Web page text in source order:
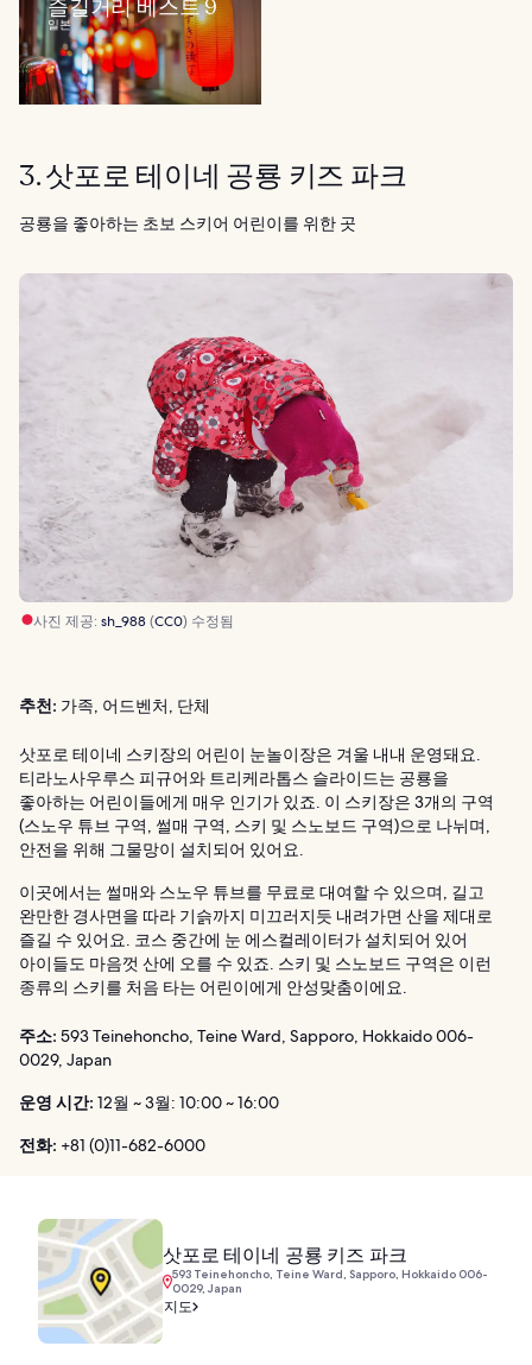
즐길거리 베스트 9
일본
3. 삿포로 테이네 공룡 키즈 파크
공룡을 좋아하는 초보 스키어 어린이를 위한 곳
사진 제공: sh_988(CC0) 수정됨
추천: 가족, 어드벤처, 단체
삿포로 테이네 스키장의 어린이 눈놀이장은 겨울 내내 운영돼요.
티라노사우루스 피규어와 트리케라톱스 슬라이드는 공룡을
좋아하는 어린이들에게 매우 인기가 있죠. 이 스키장은 3개의 구역
(스노우 튜브 구역, 썰매 구역, 스키 및 스노보드 구역)으로 나뉘며,
안전을 위해 그물망이 설치되어 있어요.
이곳에서는 썰매와 스노우 튜브를 무료로 대여할 수 있으며, 길고
완만한 경사면을 따라 기슭까지 미끄러지듯 내려가면 산을 제대로
즐길 수 있어요. 코스 중간에 눈 에스컬레이터가 설치되어 있어
아이들도 마음껏 산에 오를 수 있죠. 스키 및 스노보드 구역은 이런
종류의 스키를 처음 타는 어린이에게 안성맞춤이에요.
주소: 593 Teinehoncho, Teine Ward, Sapporo, Hokkaido 006-
0029, Japan
운영 시간: 12월 ~ 3월: 10:00 ~ 16:00
전화: +81 (0)11-682-6000
삿포로 테이네 공룡 키즈 파크
593 Teinehoncho, Teine Ward, Sapporo, Hokkaido 006-
0029, Japan
지도